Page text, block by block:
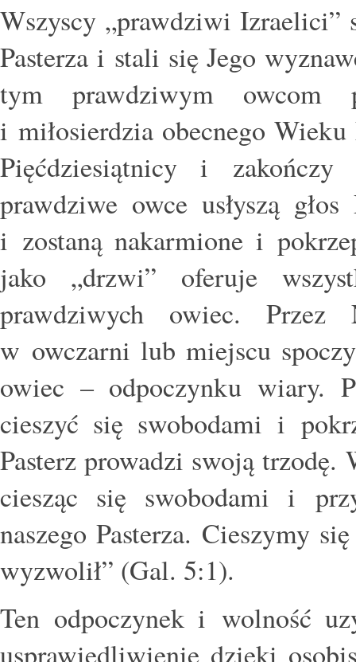
Wszyscy „prawdziwi Izraelici”
Pasterza i stali się Jego
tym prawdziwym owcom
i miłosierdzia obecnego
Pięćdziesiątnicy i
prawdziwe owce usłyszą
i zostaną nakarmione i
jako „drzwi” oferuje
prawdziwych owiec. Przez
w owczarni lub miejscu
owiec – odpoczynku wiary.
cieszyć się swobodami i
Pasterz prowadzi swoją
ciesząc się swobodami i
naszego Pasterza. Cieszymy
wyzwolił” (Gal. 5:1).
Ten odpoczynek i wolność
usprawiedliwienie dzięki